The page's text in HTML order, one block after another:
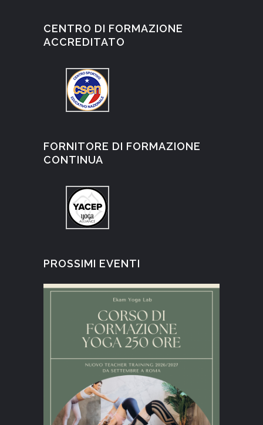
CENTRO DI FORMAZIONE
ACCREDITATO
FORNITORE DI FORMAZIONE
CONTINUA
PROSSIMI EVENTI